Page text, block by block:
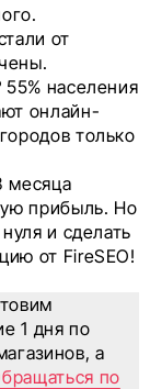
от
населения
онлайн-
только
месяца
прибыль. Но
и сделать
от FireSEO!
1 дня по
а
по